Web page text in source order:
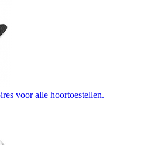
voor alle hoortoestellen.